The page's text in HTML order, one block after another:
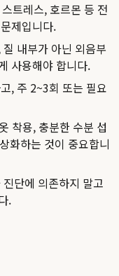
트레스, 호르몬 등 전
제입니다.
내부가 아닌 외음부
사용해야 합니다.
, 주 2~3회 또는 필요
착용, 충분한 수분 섭
화하는 것이 중요합니
단에 의존하지 말고
.